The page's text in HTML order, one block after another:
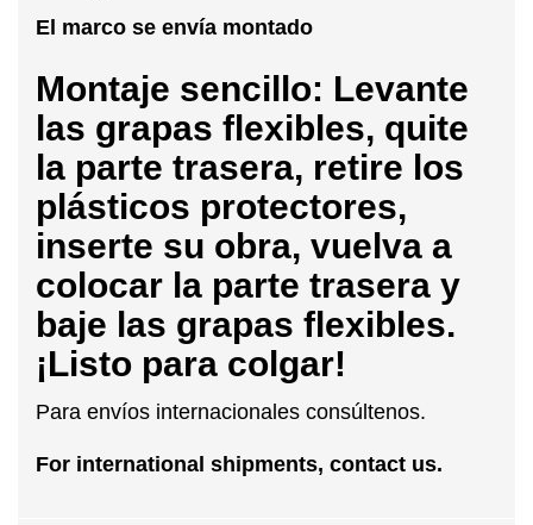
El marco se envía montado
Montaje sencillo: Levante
las grapas flexibles, quite
la parte trasera, retire los
plásticos protectores,
inserte su obra, vuelva a
colocar la parte trasera y
baje las grapas flexibles.
¡Listo para colgar!
Para envíos internacionales consúltenos.
For international shipments, contact us.